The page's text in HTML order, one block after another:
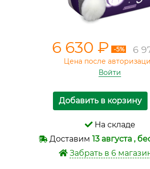
6 630 ₽ -5% 6
Цена после
Войти
Добавить в корзину
На складе
Доставим 13 августа ,
Забрать в 6